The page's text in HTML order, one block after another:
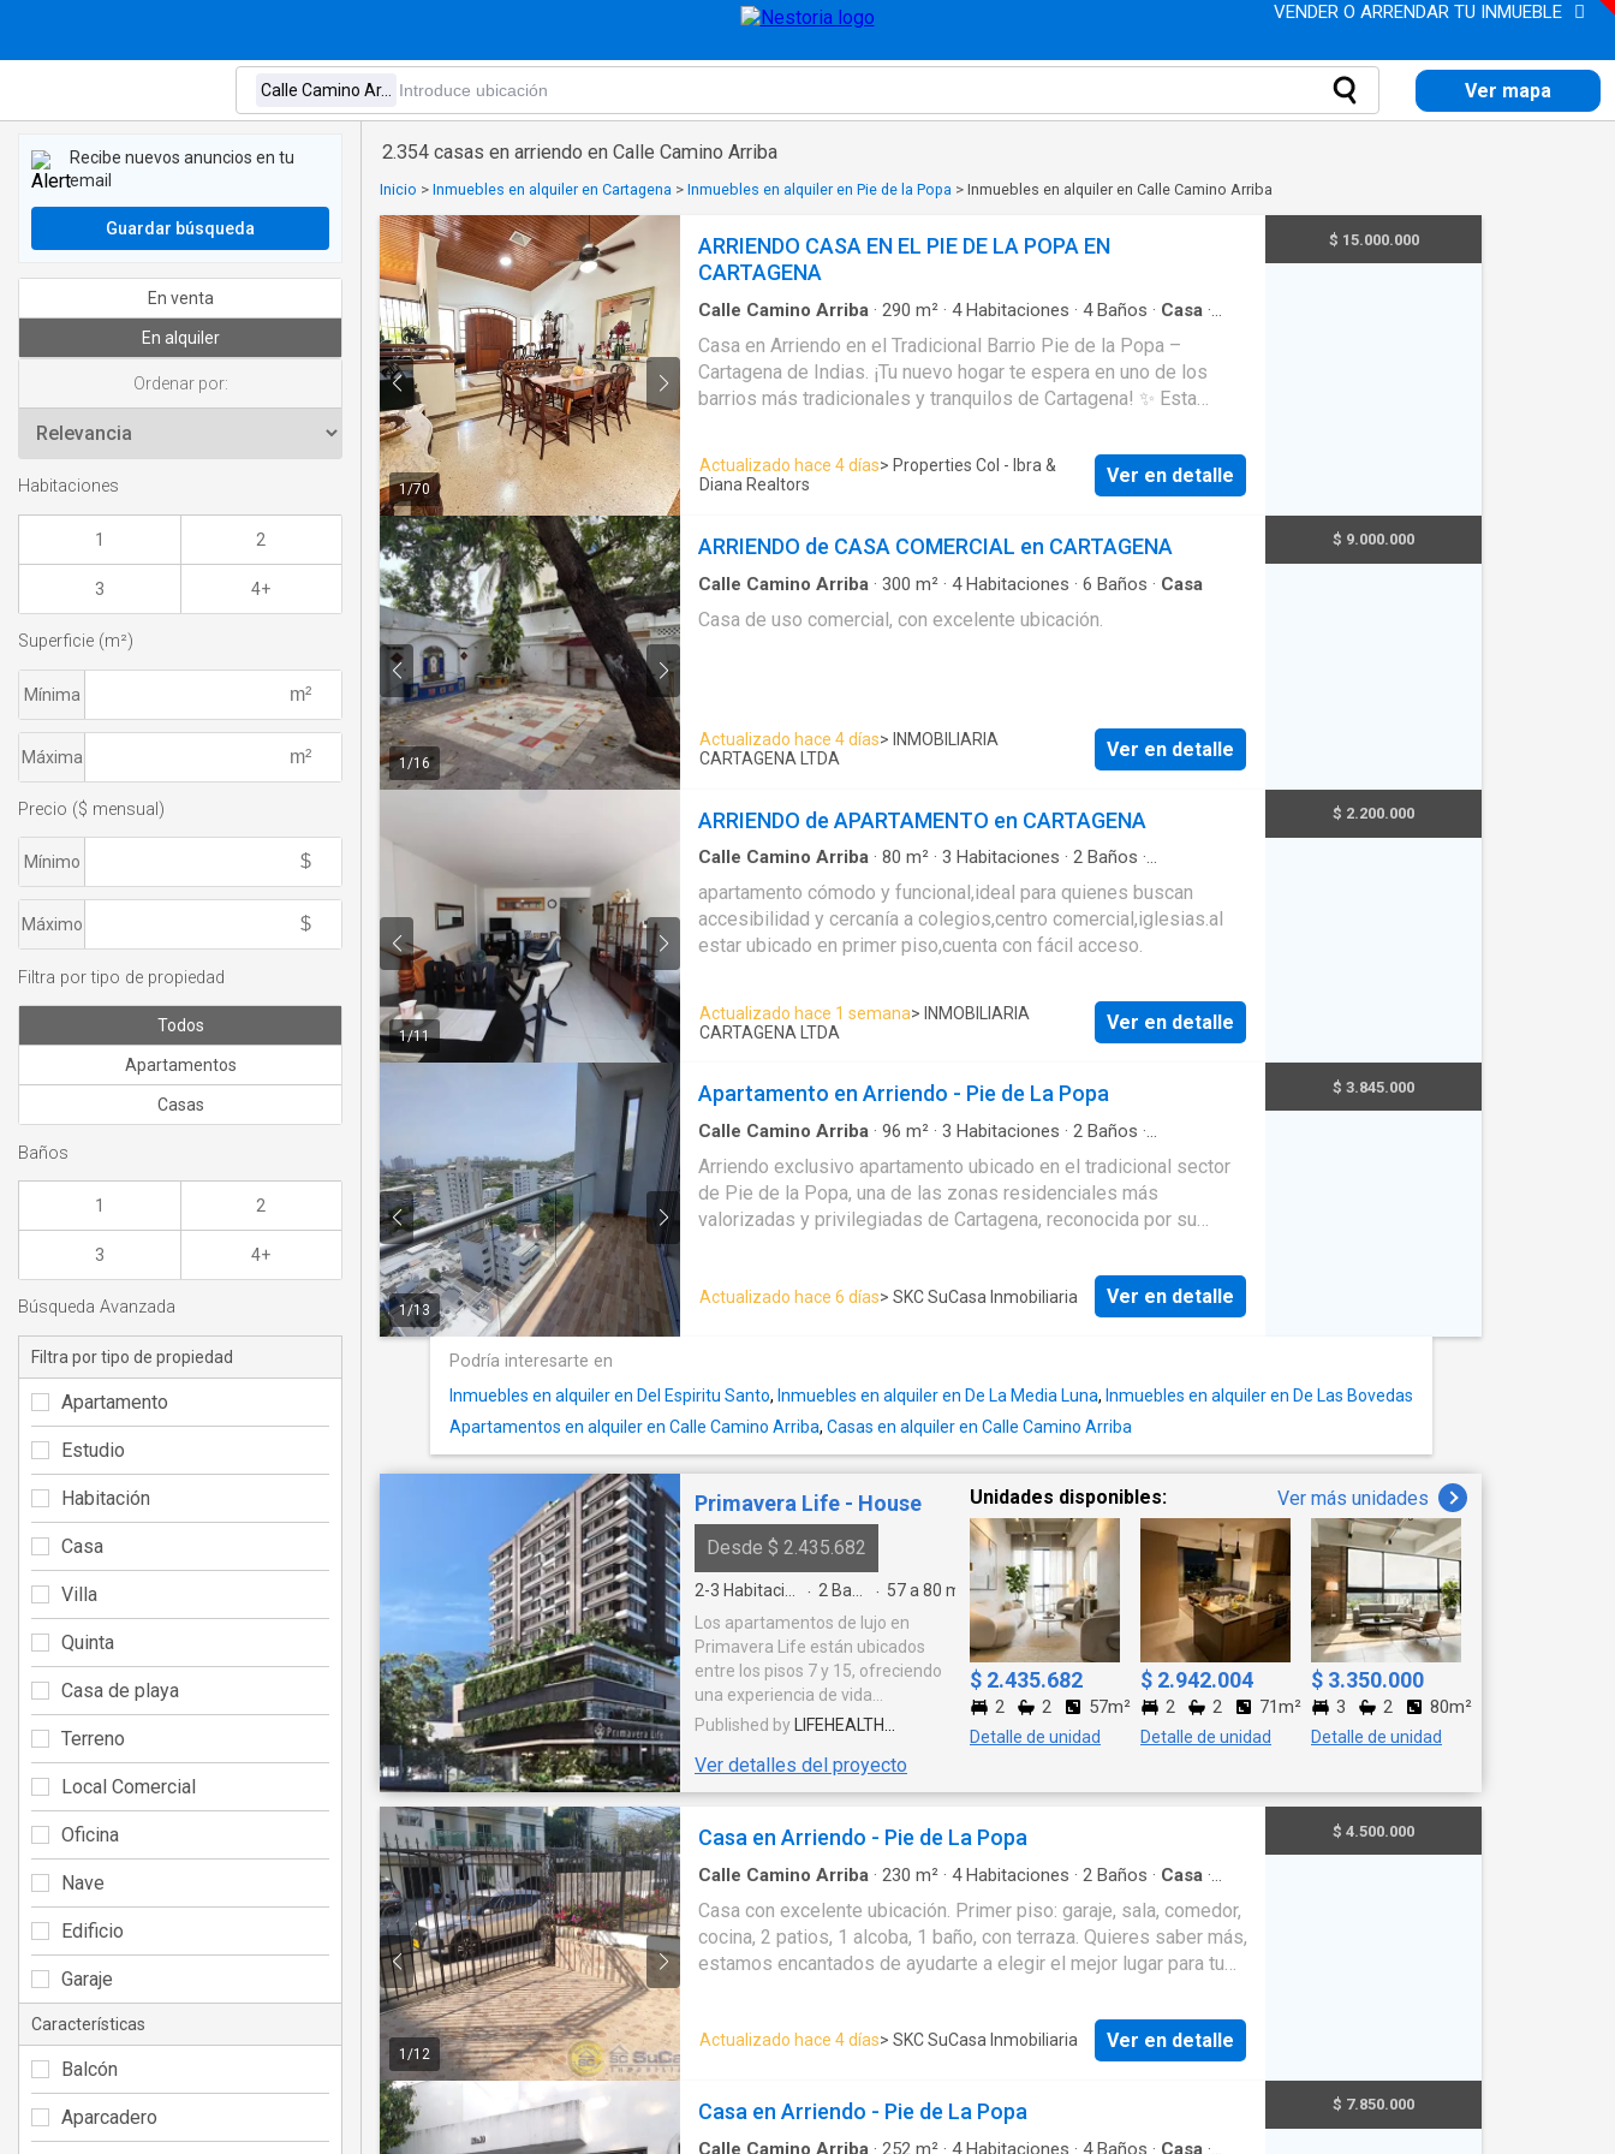
VENDER O ARRENDAR TU INMUEBLE
Ver mapa
2.354 casas en arriendo en Calle Camino Arriba
Inicio > Inmuebles en alquiler en Cartagena > Inmuebles en alquiler en Pie de la Popa > Inmuebles en alquiler en Calle Camino Arriba
1 /70
ARRIENDO CASA EN EL PIE DE LA POPA EN
CARTAGENA
Calle Camino Arriba · 290 m² · 4Habitaciones · 4Baños · Casa ·
Electricidad·Jardín·Cocina integral ·Internet· Gas natural·
de servicio ·Agua·Patio
Casa en Arriendo en el Tradicional Barrio Pie de la Popa –
Cartagena de Indias. ¡Tu nuevo hogar te espera en uno de los
barrios más tradicionales y tranquilos de Cartagena! ✨ Esta
combina el encanto del Pie de la Popa con espacios cómodos y
funcionales ideales para el disfrute familiar. 🔹 4 habitaciones,
inolvidables 🔹 3 jardines internos que aportan frescura y luz
natural 🔹 Sala, comedor y hall de alcobas bien distribuidos 🔹
Cocina amplia, zona de labores y depósito 🔹 Estudio y sala de
estar, ideales para el trabajo o descanso 🔹 Cuarto y baño de
y las principales vías de la ciudad. Vive en Pie de la Popa, uno de
los sectores más valorizados y tradicionales de Cartagena. 📲
hogar!
Actualizado hace 4 días> Properties Col - Ibra &
Diana Realtors
Ver en detalle
$ 15.000.000
1 /16
ARRIENDO de CASA COMERCIAL en CARTAGENA
Calle Camino Arriba · 300 m² · 4Habitaciones · 6 Baños · Casa
Casa de uso comercial, con excelente ubicación.
Actualizado hace 4 días> INMOBILIARIA
CARTAGENA LTDA
Ver en detalle
$ 9.000.000
1/11
ARRIENDO de APARTAMENTO en CARTAGENA
Calle Camino Arriba · 80 m² · 3 Habitaciones · 2 Baños ·
apartamento cómodo y funcional,ideal para quienes buscan
accesibilidad y cercanía a colegios,centro comercial,iglesias.al
estar ubicado en primer piso,cuenta con fácil acceso.
Actualizado hace 1 semana> INMOBILIARIA
CARTAGENA LTDA
Ver en detalle
$ 2.200.000
1/13
Apartamento en Arriendo - Pie de La Popa
Calle Camino Arriba · 96 m² · 3 Habitaciones · 2 Baños ·
vigilancia ·Cocina integral·Gimnasio·Jacuzzi ·Piscina·Sauna
Arriendo exclusivo apartamento ubicado en el tradicional sector
de Pie de la Popa, una de las zonas residenciales más
valorizadas y privilegiadas de Cartagena, reconocida por su
se destaca por su excelente distribución, iluminación natural y
espacios diseñados para brindar confort y funcionalidad con sus
Actualizado hace 6 días> SKC SuCasa Inmobiliaria Ver en detalle
$ 3.845.000
Podría interesarte en
Inmuebles en alquiler en Del Espiritu Santo, Inmuebles en alquiler en De La Media Luna, Inmuebles en alquiler en De Las Bovedas
Apartamentos en alquiler en Calle Camino Arriba, Casas en alquiler en Calle Camino Arriba
Primavera Life - House
Desde $ 2.435.682
2-3 · 2 · 57 a 80
m²
Los apartamentos de lujo en
Primavera Life están ubicados
entre los pisos 7 y 15, ofreciendo
una experiencia de vida
incomparable. Cada unidad ha
el máximo confort, estilo y
exclusividad. Alquiler Todas las
oficinas, apartamentos,
estarán disponibles para alquiler,
bajo la administración de
expertos. Ubicación El proyecto se
está construyendo en el norte de
crecimiento y valorización.
Quindío, Unicentro y Plaza Flora
Published by
LIFEHEALTH
Ver detalles del proyecto
Unidades disponibles: Ver más unidades
$ 2.435.682
2 2 57m²
Detalle de unidad
$ 2.942.004
2 2 71m²
Detalle de unidad
$ 3.350.000
3 2 80m²
Detalle de unidad
1 /12
Casa en Arriendo - Pie de La Popa
Calle Camino Arriba · 230 m² · 4Habitaciones · 2 Baños · Casa ·
Casa con excelente ubicación. Primer piso: garaje, sala, comedor,
cocina, 2 patios, 1 alcoba, 1 baño, con terraza. Quieres saber más,
estamos encantados de ayudarte a elegir el mejor lugar para tu
para uso vivienda es de $3.500.000. Casa comercial en arriendo
en el pie de la popa, Cartagena. Espacio amplio y flexible, ideal
para tiendas, oficinas o showroom. Ubicación estratégica en zona
acceso desde principales vías. Área total [230m²], distribución
funcional, dos baños, cocineta y batería de parqueaderos
Actualizado hace 4 días> SKC SuCasa Inmobiliaria Ver en detalle
$ 4.500.000
Casa en Arriendo - Pie de La Popa
Calle Camino Arriba · 252 m² · 4Habitaciones · 4Baños · Casa ·
$ 7.850.000
Recibe nuevos anuncios en tu
email
Guardar búsqueda
En venta
En alquiler
Ordenar por:
Habitaciones
1 2
3 4+
Superficie (m²)
Mínima
Máxima
Precio ($ mensual)
Mínimo
Máximo
Filtra por tipo de propiedad
Todos
Apartamentos
Casas
Baños
1 2
3 4+
Búsqueda Avanzada
Filtra por tipo de propiedad
Apartamento
Estudio
Habitación
Casa
Villa
Quinta
Casa de playa
Terreno
Local Comercial
Oficina
Nave
Edificio
Garaje
Características
Balcón
Aparcadero